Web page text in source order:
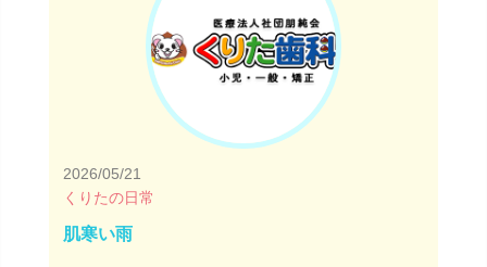
2026/05/21
くりたの日常
肌寒い雨